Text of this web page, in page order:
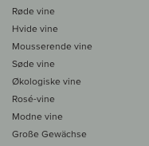
Røde vine
Hvide vine
Mousserende vine
Søde vine
Økologiske vine
Rosé-vine
Modne vine
Große Gewächse